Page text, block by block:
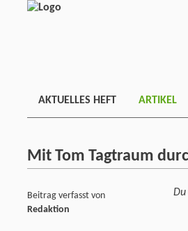
AKTUELLES HEFT ARTIKEL
Mit Tom Tagtraum
Du
Beitrag verfasst von
Redaktion